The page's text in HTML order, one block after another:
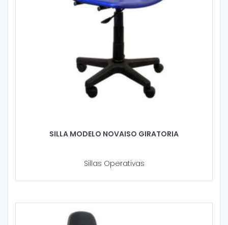
SILLA MODELO NOVAISO GIRATORIA
Sillas Operativas